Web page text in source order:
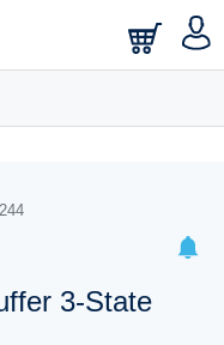
3-State